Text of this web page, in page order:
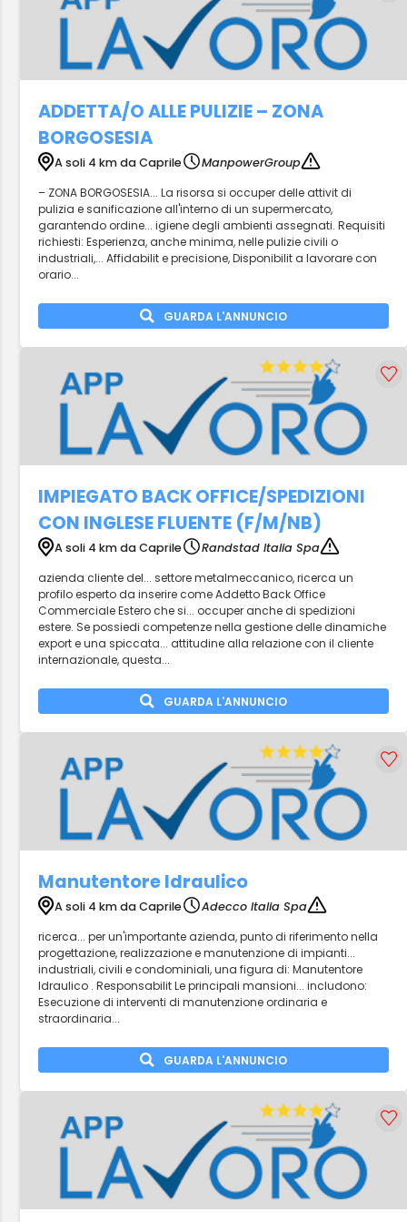
ADDETTA/O ALLE PULIZIE – ZONA
BORGOSESIA
A soli 4 km da Caprile
ManpowerGroup
– ZONA BORGOSESIA... La risorsa si occuper delle attivit di
pulizia e sanificazione all'interno di un supermercato,
garantendo ordine... igiene degli ambienti assegnati. Requisiti
richiesti: Esperienza, anche minima, nelle pulizie civili o
industriali,... Affidabilit e precisione, Disponibilit a lavorare con
orario...
GUARDA L'ANNUNCIO
IMPIEGATO BACK OFFICE/SPEDIZIONI
CON INGLESE FLUENTE (F/M/NB)
A soli 4 km da Caprile
Randstad Italia Spa
azienda cliente del... settore metalmeccanico, ricerca un
profilo esperto da inserire come Addetto Back Office
Commerciale Estero che si... occuper anche di spedizioni
estere. Se possiedi competenze nella gestione delle dinamiche
export e una spiccata... attitudine alla relazione con il cliente
internazionale, questa...
GUARDA L'ANNUNCIO
Manutentore Idraulico
A soli 4 km da Caprile
Adecco Italia Spa
ricerca... per un'importante azienda, punto di riferimento nella
progettazione, realizzazione e manutenzione di impianti...
industriali, civili e condominiali, una figura di: Manutentore
Idraulico . Responsabilit Le principali mansioni... includono:
Esecuzione di interventi di manutenzione ordinaria e
straordinaria...
GUARDA L'ANNUNCIO